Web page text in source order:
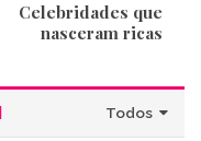
Celebridades que
nasceram ricas
Todos